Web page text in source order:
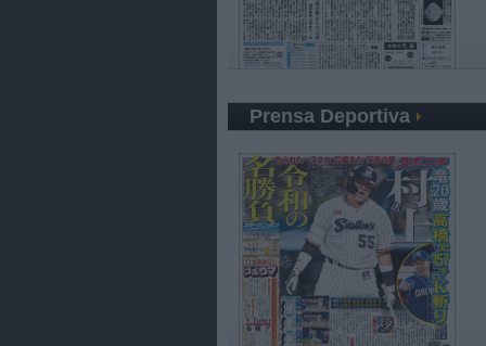
Prensa Deportiva